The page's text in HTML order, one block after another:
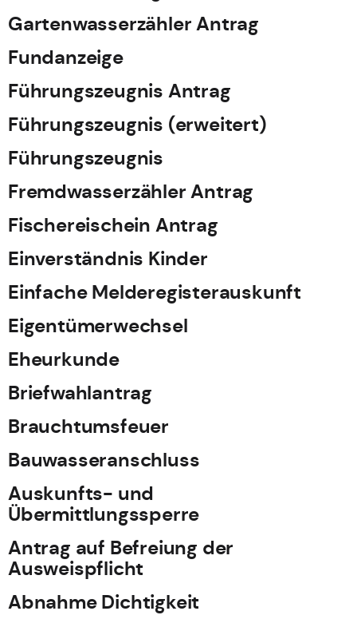
Gartenwasserzähler Antrag
Fundanzeige
Führungszeugnis Antrag
Führungszeugnis (erweitert)
Führungszeugnis
Fremdwasserzähler Antrag
Fischereischein Antrag
Einverständnis Kinder
Einfache Melderegisterauskunft
Eigentümerwechsel
Eheurkunde
Briefwahlantrag
Brauchtumsfeuer
Bauwasseranschluss
Auskunfts- und
Übermittlungssperre
Antrag auf Befreiung der
Ausweispflicht
Abnahme Dichtigkeit